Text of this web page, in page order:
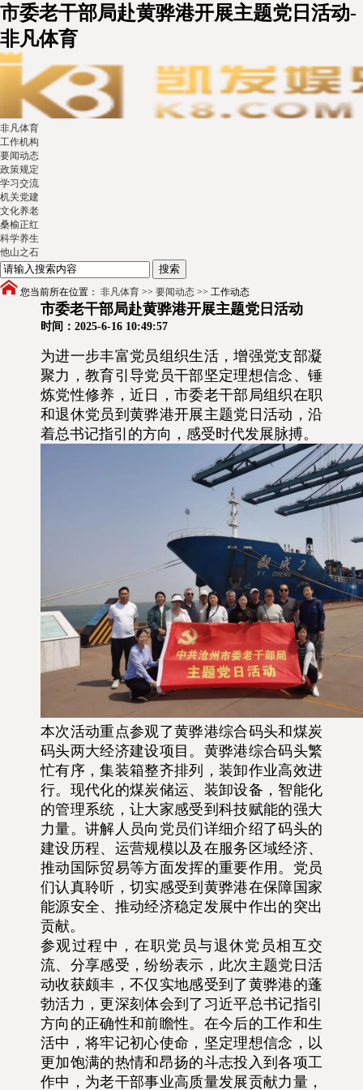
市委老干部局赴黄骅港开展主题党日活动-
非凡体育
非凡体育
工作机构
要闻动态
政策规定
学习交流
机关党建
文化养老
桑榆正红
科学养生
他山之石
您当前所在位置： 非凡体育 >> 要闻动态 >> 工作动态
市委老干部局赴黄骅港开展主题党日活动
时间：2025-6-16 10:49:57
为进一步丰富党员组织生活，增强党支部凝
聚力，教育引导党员干部坚定理想信念、锤
炼党性修养， 近日，市委老干部局组织在职
和退休党员到黄骅港开展主题党日活动，沿
着总书记指引的方向，感受时代发展脉搏。
本次活动重点参观了黄骅港综合码头和煤炭
码头两大经济建设项目。黄骅港综合码头繁
忙有序，集装箱整齐排列，装卸作业高效进
行。现代化的煤炭储运、装卸设备，智能化
的管理系统，让大家感受到科技赋能的强大
力量。讲解人员向党员们详细介绍了码头的
建设历程、运营规模以及在服务区域经济、
推动国际贸易等方面发挥的重要作用。党员
们认真聆听，切实感受到黄骅港在保障国家
能源安全、推动经济稳定发展中作出的突出
贡献。
参观过程中，在职党员与退休党员相互交
流、分享感受，纷纷表示，此次主题党日活
动收获颇丰，不仅实地感受到了黄骅港的蓬
勃活力，更深刻体会到了习近平总书记指引
方向的正确性和前瞻性。在今后的工作和生
活中，将牢记初心使命，坚定理想信念，以
更加饱满的热情和昂扬的斗志投入到各项工
作中，为老干部事业高质量发展贡献力量，